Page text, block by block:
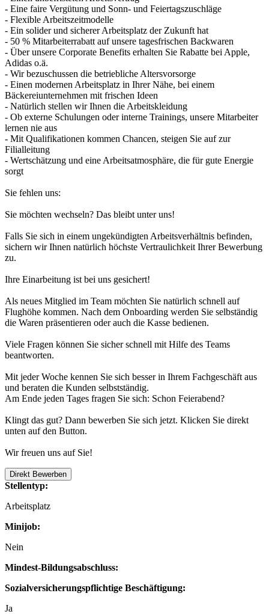
- Eine faire Vergütung und Sonn- und Feiertagszuschläge
- Flexible Arbeitszeitmodelle
- Ein solider und sicherer Arbeitsplatz der Zukunft hat
- 50 % Mitarbeiterrabatt auf unsere tagesfrischen Backwaren
- Über unsere Corporate Benefits erhalten Sie Rabatte bei Apple,
Adidas o.ä.
- Wir bezuschussen die betriebliche Altersvorsorge
- Einen modernen Arbeitsplatz in Ihrer Nähe, bei einem
Bäckereiunternehmen mit frischen Ideen
- Natürlich stellen wir Ihnen die Arbeitskleidung
- Ob externe Schulungen oder interne Trainings, unsere Mitarbeiter
lernen nie aus
- Mit Qualifikationen kommen Chancen, steigen Sie auf zur
Filialleitung
- Wertschätzung und eine Arbeitsatmosphäre, die für gute Energie
sorgt
Sie fehlen uns:
Sie möchten wechseln? Das bleibt unter uns!
Falls Sie sich in einem ungekündigten Arbeitsverhältnis befinden,
sichern wir Ihnen natürlich höchste Vertraulichkeit Ihrer Bewerbung
zu.
Ihre Einarbeitung ist bei uns gesichert!
Als neues Mitglied im Team möchten Sie natürlich schnell auf
Flughöhe kommen. Nach dem Onboarding werden Sie selbständig
die Waren präsentieren oder auch die Kasse bedienen.
Viele Fragen können Sie sicher schnell mit Hilfe des Teams
beantworten.
Mit jeder Woche kennen Sie sich besser in Ihrem Fachgeschäft aus
und beraten die Kunden selbstständig.
Am Ende jeden Tages fragen Sie sich: Schon Feierabend?
Klingt das gut? Dann bewerben Sie sich jetzt. Klicken Sie direkt
unten auf den Button.
Wir freuen uns auf Sie!
Direkt Bewerben
Stellentyp:
Arbeitsplatz
Minijob:
Nein
Mindest-Bildungsabschluss:
Sozialversicherungspflichtige Beschäftigung:
Ja